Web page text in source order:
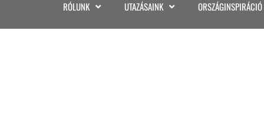
RÓLUNK UTAZÁSAINK ORSZÁGINSPIRÁCIÓ